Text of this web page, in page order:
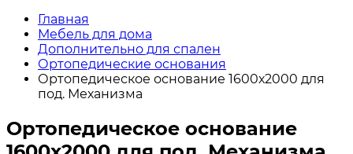
Главная
Мебель для дома
Дополнительно для спален
Ортопедические основания
Ортопедическое основание 1600х2000 для
под. Механизма
Ортопедическое основание